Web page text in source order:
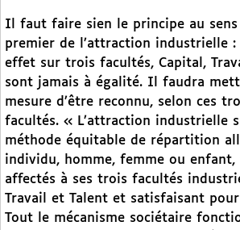
Il faut faire sien le principe au
premier de l’attraction industrielle :
effet sur trois facultés, Capital,
sont jamais à égalité. Il faudra
mesure d’être reconnu, selon ces
facultés. « L’attraction industrielle
méthode équitable de répartition
individu, homme, femme ou
affectés à ses trois facultés
Travail et Talent et satisfaisant
Tout le mécanisme sociétaire